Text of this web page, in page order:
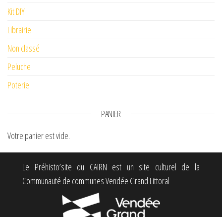
Kit DIY
Librairie
Non classé
Peluche
Poterie
PANIER
Votre panier est vide.
Le Préhisto’site du CAIRN est un site culturel de la
Communauté de communes Vendée Grand Littoral